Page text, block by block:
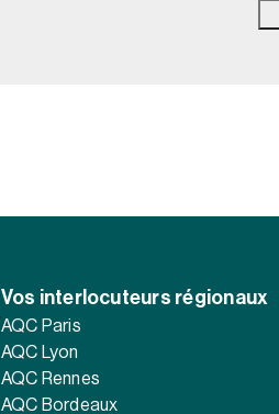
Vos interlocuteurs régionaux
AQC Paris
AQC Lyon
AQC Rennes
AQC Bordeaux